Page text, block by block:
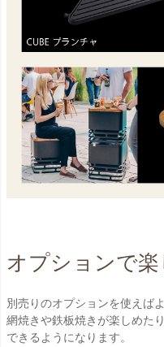
オプションで
別売りのオプションを使えば
網焼きや鉄板焼きが楽しめた
できるようになります。